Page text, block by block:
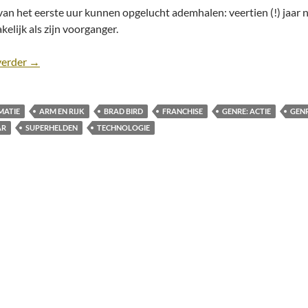
het eerste uur kunnen opgelucht ademhalen: veertien (!) jaar
als zijn voorganger.
Recensie: Incredibles 2 [Brad Bird, 2018]
→
ARM EN RIJK BRAD BIRD FRANCHISE GENRE: ACTIE
SUPERHELDEN TECHNOLOGIE